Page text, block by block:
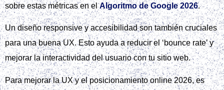
sobre estas métricas en elAlgoritmo de Google 2026.
Un diseño responsive y accesibilidad son también cruciales
para una buena UX. Esto ayuda a reducir el ‘bounce rate’ y
mejorar la interactividad del usuario con tu sitio web.
Para mejorar la UX y el posicionamiento online 2026, es